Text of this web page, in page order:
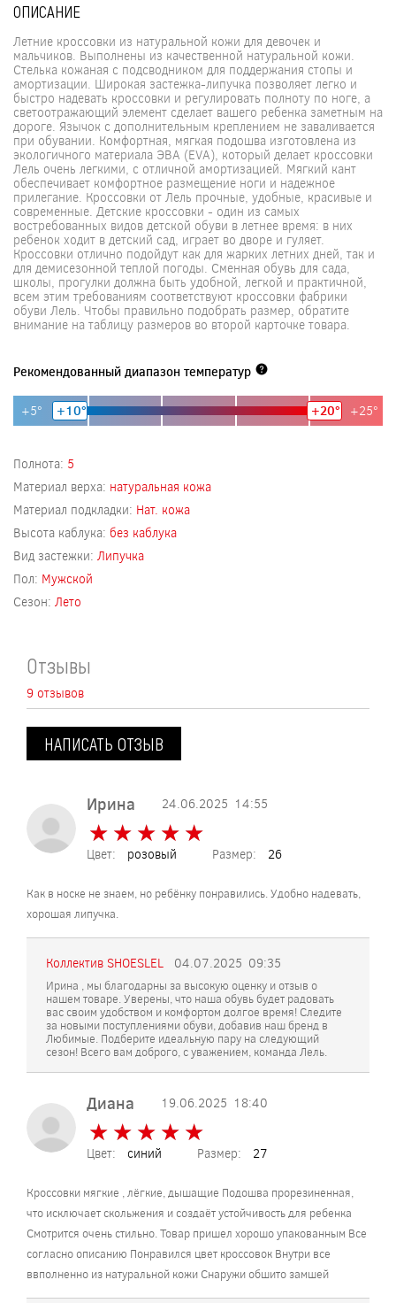
ОПИСАНИЕ
Летние кроссовки из натуральной кожи для девочек и
мальчиков. Выполнены из качественной натуральной кожи.
Стелька кожаная с подсводником для поддержания стопы и
амортизации. Широкая застежка-липучка позволяет легко и
быстро надевать кроссовки и регулировать полноту по ноге, а
светоотражающий элемент сделает вашего ребенка заметным на
дороге. Язычок с дополнительным креплением не заваливается
при обувании. Комфортная, мягкая подошва изготовлена из
экологичного материала ЭВА (EVA), который делает кроссовки
Лель очень легкими, с отличной амортизацией. Мягкий кант
обеспечивает комфортное размещение ноги и надежное
прилегание. Кроссовки от Лель прочные, удобные, красивые и
современные. Детские кроссовки - один из самых
востребованных видов детской обуви в летнее время: в них
ребенок ходит в детский сад, играет во дворе и гуляет.
Кроссовки отлично подойдут как для жарких летних дней, так и
для демисезонной теплой погоды. Сменная обувь для сада,
школы, прогулки должна быть удобной, легкой и практичной,
всем этим требованиям соответствуют кроссовки фабрики
обуви Лель. Чтобы правильно подобрать размер, обратите
внимание на таблицу размеров во второй карточке товара.
Рекомендованный диапазон температур
+5° +10° +20° +25°
Полнота: 5
Материал верха: натуральная кожа
Материал подкладки: Нат. кожа
Высота каблука: без каблука
Вид застежки: Липучка
Пол: Мужской
Сезон: Лето
Отзывы
9 отзывов
НАПИСАТЬ ОТЗЫВ
Ирина 24.06.2025 14:55
★ ★ ★ ★ ★
★ ★ ★ ★ ★
Цвет: розовый Размер: 26
Как в носке не знаем, но ребёнку понравились. Удобно надевать,
хорошая липучка.
Коллектив SHOESLEL 04.07.2025 09:35
Ирина , мы благодарны за высокую оценку и отзыв о
нашем товаре. Уверены, что наша обувь будет радовать
вас своим удобством и комфортом долгое время! Следите
за новыми поступлениями обуви, добавив наш бренд в
Любимые. Подберите идеальную пару на следующий
сезон! Всего вам доброго, с уважением, команда Лель.
Диана 19.06.2025 18:40
★ ★ ★ ★ ★
★ ★ ★ ★ ★
Цвет: синий Размер: 27
Кроссовки мягкие , лёгкие, дышащие Подошва прорезиненная,
что исключает скольжения и создаёт устойчивость для ребенка
Смотрится очень стильно. Товар пришел хорошо упакованным Все
согласно описанию Понравился цвет кроссовок Внутри все
ввполненно из натуральной кожи Снаружи обшито замшей